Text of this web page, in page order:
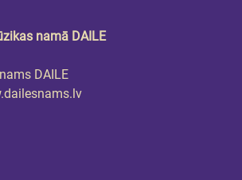
namā DAILE
DAILE